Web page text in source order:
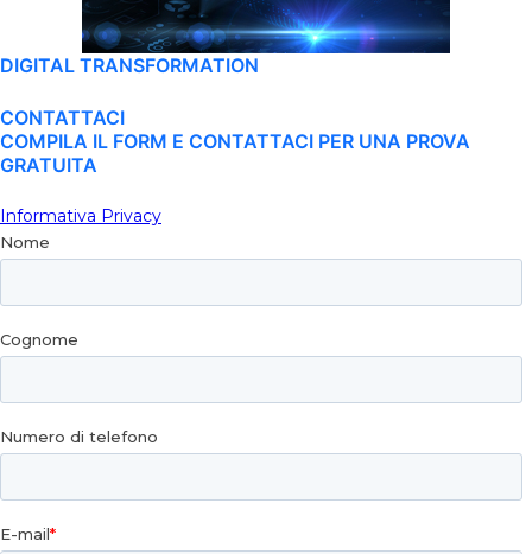
DIGITAL TRANSFORMATION
CONTATTACI
COMPILA IL FORM E CONTATTACI PER UNA PROVA
GRATUITA